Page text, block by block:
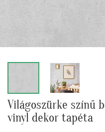
Világoszürke színű
vinyl dekor tapéta